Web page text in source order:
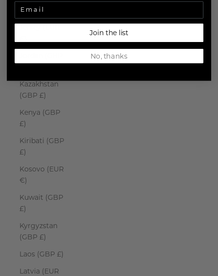
Japan (JPY ¥)
Kazakhstan
(GBP £)
Kenya (GBP
£)
Kiribati (GBP
£)
Kosovo (EUR
€)
Kuwait (GBP
£)
Kyrgyzstan
(GBP £)
Laos (GBP £)
Latvia (EUR
Join the list
No, thanks